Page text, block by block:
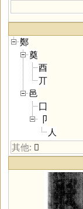
鄭
奠
酉
丌
邑
囗
卩
人
其他: 𩫖